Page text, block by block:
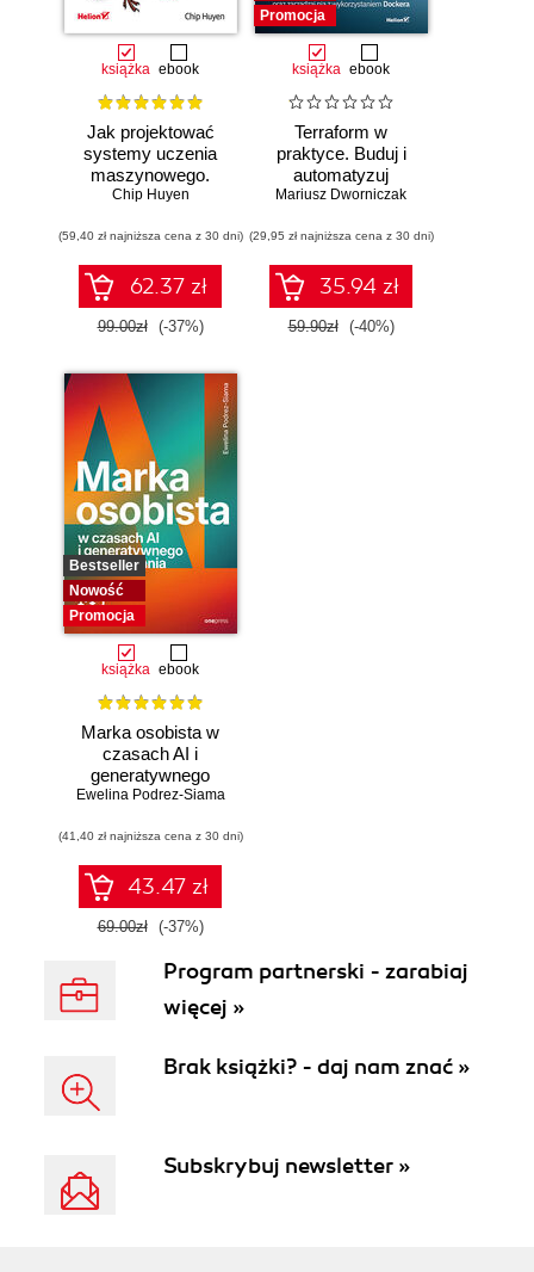
książka ebook
Jak projektować
systemy uczenia
maszynowego.
Iteracyjne
gotowych do pracy
Chip Huyen
(59,40 zł najniższa cena z 30 dni)
62.37 zł
99.00zł (-37%)
Promocja
książka ebook
Terraform w
praktyce. Buduj i
automatyzuj
infrastrukturę
zarządzaj nią z
wykorzystaniem
Dockera
Mariusz Dworniczak
(29,95 zł najniższa cena z 30 dni)
35.94 zł
59.90zł (-40%)
Bestseller
Nowość
Promocja
książka ebook
Marka osobista w
czasach AI i
generatywnego
wyszukiwania
Ewelina Podrez-Siama
(41,40 zł najniższa cena z 30 dni)
43.47 zł
69.00zł (-37%)
Program partnerski - zarabiaj
więcej »
Brak książki? - daj nam znać »
Subskrybuj newsletter »